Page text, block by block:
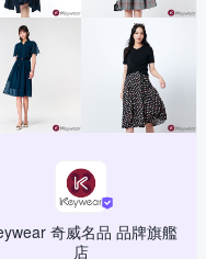
奇威名品 品牌旗艦
店